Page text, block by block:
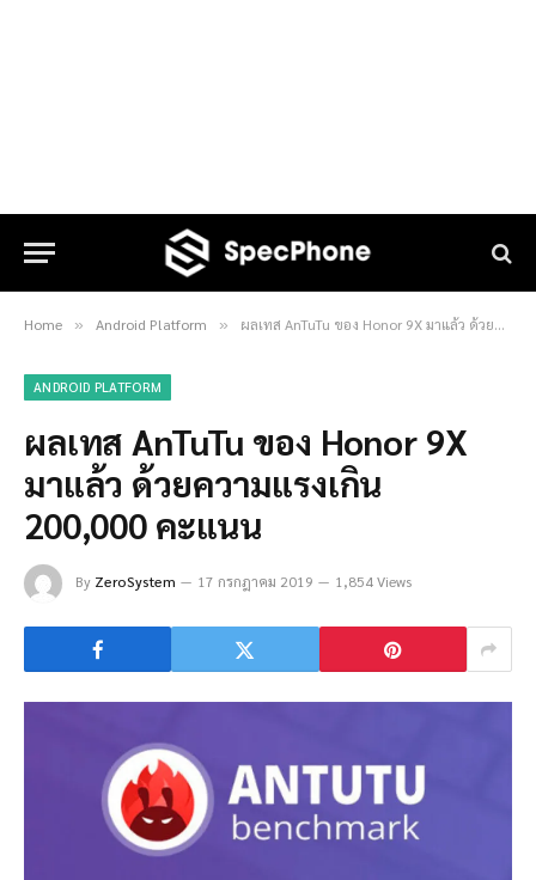
Home » Android Platform » ผลเทส AnTuTu ของ Honor 9X มาแล้ว ด้วยความแรงเกิน 200,000 คะแนน
ANDROID PLATFORM
ผลเทส AnTuTu ของ Honor 9X
มาแล้ว ด้วยความแรงเกิน
200,000 คะแนน
By ZeroSystem 17 กรกฎาคม 2019 1,854 Views